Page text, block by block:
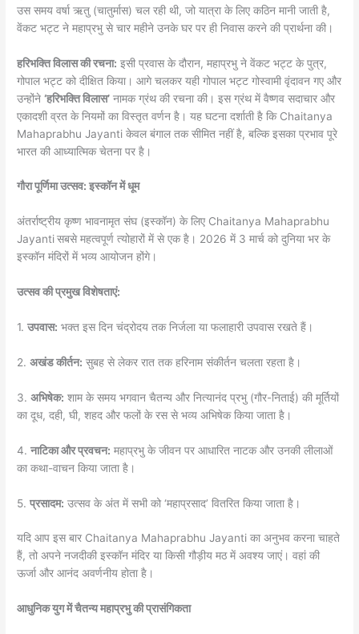
उस समय वर्षा ऋतु (चातुर्मास) चल रही थी, जो यात्रा के लिए कठिन मानी जाती है,
वेंकट भट्ट ने महाप्रभु से चार महीने उनके घर पर ही निवास करने की प्रार्थना की।
हरिभक्ति विलास की रचना: इसी प्रवास के दौरान, महाप्रभु ने वेंकट भट्ट के पुत्र,
गोपाल भट्ट को दीक्षित किया। आगे चलकर यही गोपाल भट्ट गोस्वामी वृंदावन गए और
उन्होंने‘हरिभक्ति विलास’ नामक ग्रंथ की रचना की। इस ग्रंथ में वैष्णव सदाचार और
एकादशी व्रत के नियमों का विस्तृत वर्णन है। यह घटना दर्शाती है कि Chaitanya
Mahaprabhu Jayanti केवल बंगाल तक सीमित नहीं है, बल्कि इसका प्रभाव पूरे
भारत की आध्यात्मिक चेतना पर है।
गौरा पूर्णिमा उत्सव: इस्कॉन में धूम
अंतर्राष्ट्रीय कृष्ण भावनामृत संघ (इस्कॉन) के लिए Chaitanya Mahaprabhu
Jayantiसबसे महत्वपूर्ण त्योहारों में से एक है। 2026 में 3 मार्च को दुनिया भर के
इस्कॉन मंदिरों में भव्य आयोजन होंगे।
उत्सव की प्रमुख विशेषताएं:
1.उपवास: भक्त इस दिन चंद्रोदय तक निर्जला या फलाहारी उपवास रखते हैं।
2.अखंड कीर्तन: सुबह से लेकर रात तक हरिनाम संकीर्तन चलता रहता है।
3.अभिषेक: शाम के समय भगवान चैतन्य और नित्यानंद प्रभु (गौर-निताई) की मूर्तियों
का दूध, दही, घी, शहद और फलों के रस से भव्य अभिषेक किया जाता है।
4.नाटिका और प्रवचन: महाप्रभु के जीवन पर आधारित नाटक और उनकी लीलाओं
का कथा-वाचन किया जाता है।
5.प्रसादम: उत्सव के अंत में सभी को ‘महाप्रसाद’ वितरित किया जाता है।
यदि आप इस बार Chaitanya Mahaprabhu Jayanti का अनुभव करना चाहते
हैं, तो अपने नजदीकी इस्कॉन मंदिर या किसी गौड़ीय मठ में अवश्य जाएं। वहां की
ऊर्जा और आनंद अवर्णनीय होता है।
आधुनिक युग में चैतन्य महाप्रभु की प्रासंगिकता